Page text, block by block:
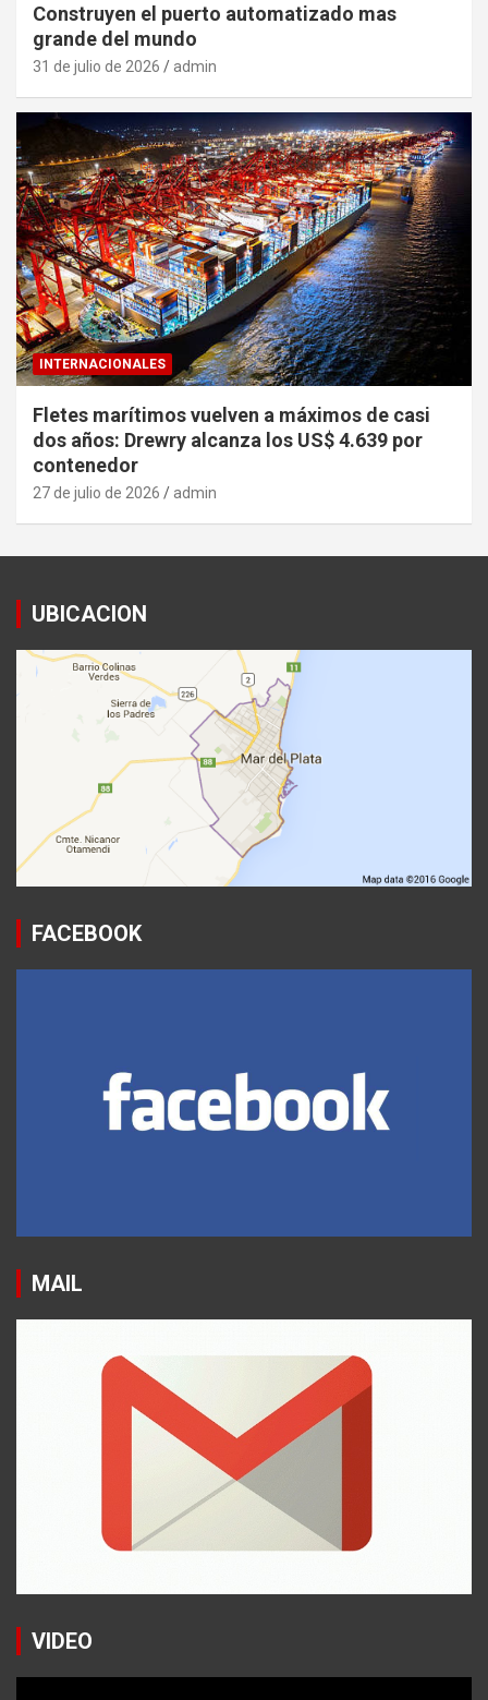
Construyen el puerto automatizado mas
grande del mundo
31 de julio de 2026 admin
INTERNACIONALES
Fletes marítimos vuelven a máximos de casi
dos años: Drewry alcanza los US$ 4.639 por
contenedor
27 de julio de 2026 admin
UBICACION
FACEBOOK
MAIL
VIDEO